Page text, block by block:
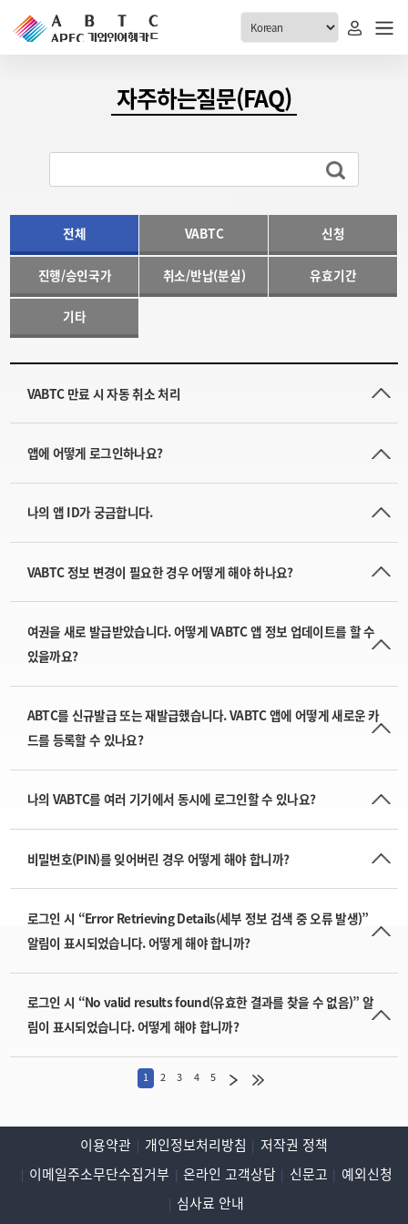
ABTC 전체메뉴
발급 자격요건
신규발급 안내
재발급 안내
취소/반납 안내
취소
고객센터
공지사항
자주하는질문(FAQ)
전체 VABTC 신청
진행/승인국가 취소/반납(분실) 유효기간
기타
VABTC 만료 시 자동 취소 처리
앱에 어떻게 로그인하나요?
나의 앱 ID가 궁금합니다.
VABTC 정보 변경이 필요한 경우 어떻게 해야 하나요?
여권을 새로 발급받았습니다. 어떻게 VABTC 앱 정보 업데이트를 할 수
있을까요?
ABTC를 신규발급 또는 재발급했습니다. VABTC 앱에 어떻게 새로운 카
드를 등록할 수 있나요?
나의 VABTC를 여러 기기에서 동시에 로그인할 수 있나요?
비밀번호(PIN)를 잊어버린 경우 어떻게 해야 합니까?
로그인 시 “Error Retrieving Details(세부 정보 검색 중 오류 발생)”
알림이 표시되었습니다. 어떻게 해야 합니까?
로그인 시 “No valid results found(유효한 결과를 찾을 수 없음)” 알
림이 표시되었습니다. 어떻게 해야 합니까?
1 2 3 4 5
이용약관 개인정보처리방침
저작권 정책
이메일주소무단수집거부
온라인 고객상담 신문고
예외신청
심사료 안내